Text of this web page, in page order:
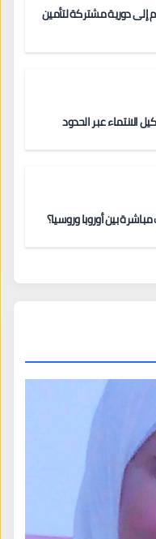
إلى دورية مشتركة لتأمين
الانتماء عبر الحدود
بين أوروبا وروسيا؟